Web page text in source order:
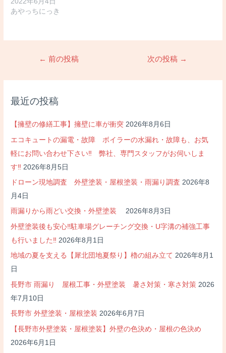
最近の投稿
【擁壁の修繕工事】擁壁に車が衝突 2026年8月6日
エコキュートの漏電・故障 ボイラーの水漏れ・故障も、お気
軽にお問い合わせ下さい‼ 弊社、専門スタッフがお伺いしま
す‼ 2026年8月5日
ドローン現地調査 外壁塗装・屋根塗装・雨漏り調査 2026年8
月4日
雨漏りから雨どい交換・外壁塗装 2026年8月3日
外壁塗装後も安心‼駐車場グレーチング交換・U字溝の補強工事
も行いました‼ 2026年8月1日
地域の夏を支える【犀北団地夏祭り】櫓の組み立て 2026年8月1
日
長野市 雨漏り 屋根工事・外壁塗装 暑さ対策・寒さ対策 2026
年7月10日
長野市 外壁塗装・屋根塗装 2026年6月7日
【長野市外壁塗装・屋根塗装】外壁の色決め・屋根の色決め
2026年6月1日
あやっちにっき
ナ
ゲ
ー
ョ
ン
← 前の投稿 次の投稿 →